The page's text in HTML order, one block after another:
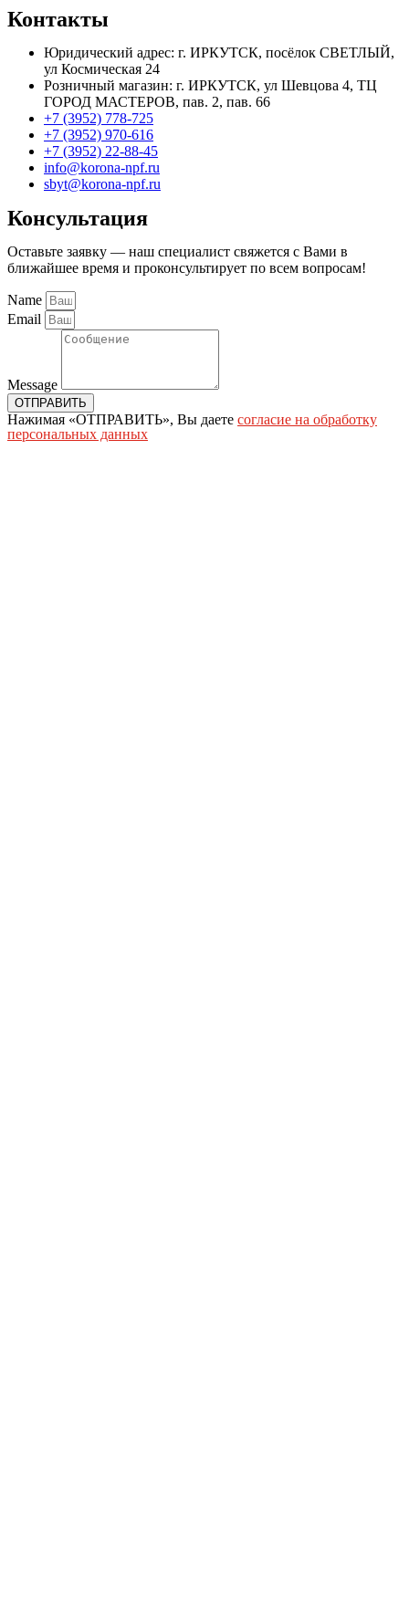
Контакты
Юридический адрес: г. ИРКУТСК, посёлок СВЕТЛЫЙ,
ул Космическая 24
Розничный магазин: г. ИРКУТСК, ул Шевцова 4, ТЦ
ГОРОД МАСТЕРОВ, пав. 2, пав. 66
+7 (3952) 778-725
+7 (3952) 970-616
+7 (3952) 22-88-45
info@korona-npf.ru
sbyt@korona-npf.ru
Консультация
Оставьте заявку — наш специалист свяжется с Вами в
ближайшее время и проконсультирует по всем вопросам!
Name
Email
Message
ОТПРАВИТЬ
Нажимая «ОТПРАВИТЬ», Вы даете согласие на обработку
персональных данных